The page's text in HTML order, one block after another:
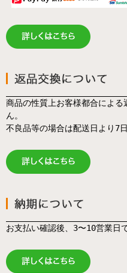
商品の性質上お客様都合によ
ん。
不良品等の場合は配送日より7
お支払い確認後、3〜10営業日